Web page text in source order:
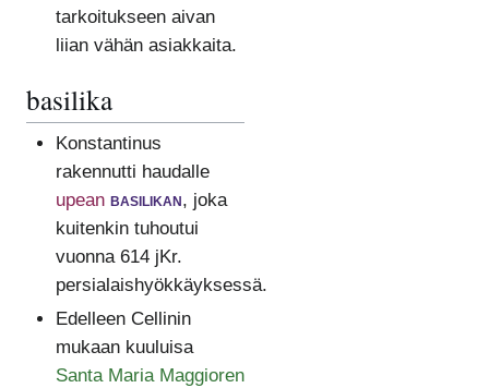
tarkoitukseen aivan
liian vähän asiakkaita.
basilika
Konstantinus
rakennutti haudalle
upean basilikan, joka
kuitenkin tuhoutui
vuonna 614 jKr.
persialaishyökkäyksessä.
Edelleen Cellinin
mukaan kuuluisa
Santa Maria Maggioren